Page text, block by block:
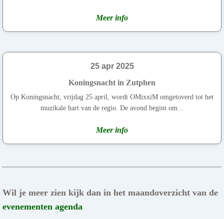
Meer info
25 apr 2025
Koningsnacht in Zutphen
Op Koningsnacht, vrijdag 25 april, wordt OMixxiM omgetoverd tot het
muzikale hart van de regio. De avond begint om...
Meer info
Wil je meer zien kijk dan in het maandoverzicht van de
evenementen agenda